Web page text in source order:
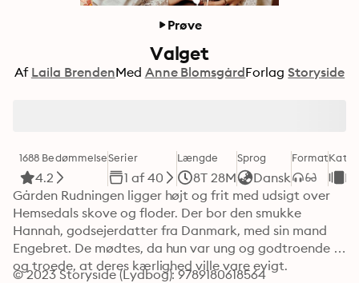
Prøve
Valget
Af Laila BrendenMed Anne BlomsgårdForlag Storyside
1688 Bedømmelse
4.2
Serier
1 af 40
Længde
8T 28M
Sprog
Dansk
Format
Gården Rudningen ligger højt og frit med udsigt over
Hemsedals skove og floder. Der bor den smukke
Hannah, godsejerdatter fra Danmark, med sin mand
Engebret. De mødtes, da hun var ung og godtroende
og troede, at deres kærlighed ville vare evigt.
© 2023 Storyside (Lydbog): 9789180618564